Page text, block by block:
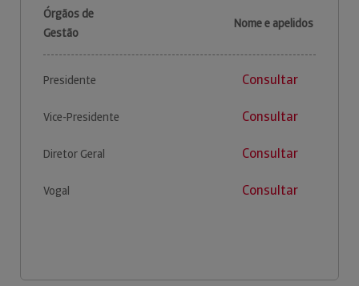
Órgãos de
Gestão
Nome e apelidos
Presidente Consultar
Vice-Presidente Consultar
Diretor Geral Consultar
Vogal Consultar